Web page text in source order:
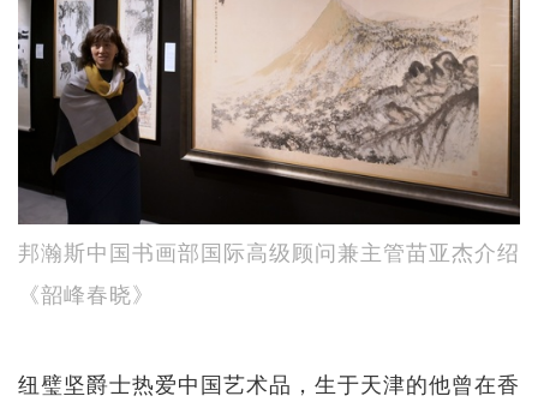
邦瀚斯中国书画部国际高级顾问兼主管苗亚杰介绍
《韶峰春晓》
纽璧坚爵士热爱中国艺术品，生于天津的他曾在香